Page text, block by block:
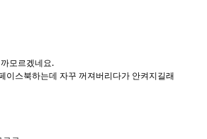
모르겠네요.
스북하는데 자꾸 꺼져버리다가 안켜지길래